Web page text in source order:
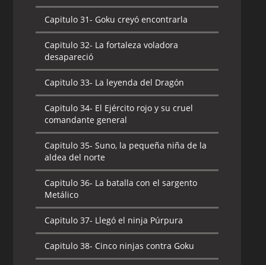
Capitulo 31- Goku creyó encontrarla
Capitulo 32- La fortaleza voladora
desapareció
Capitulo 33- La leyenda del Dragón
Capitulo 34- El Ejército rojo y su cruel
comandante general
Capitulo 35- Suno, la pequeña niña de la
aldea del norte
Capitulo 36- La batalla con el sargento
Metálico
Capitulo 37- Llegó el ninja Púrpura
Capitulo 38- Cinco ninjas contra Goku